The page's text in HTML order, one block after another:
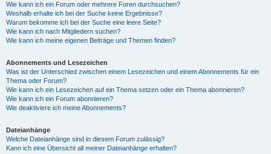
Wie kann ich ein Forum oder mehrere Foren durchsuchen?
Weshalb erhalte ich bei der Suche keine Ergebnisse?
Warum bekomme ich bei der Suche eine leere Seite?
Wie kann ich nach Mitgliedern suchen?
Wie kann ich meine eigenen Beiträge und Themen finden?
Abonnements und Lesezeichen
Was ist der Unterschied zwischen einem Lesezeichen und einem Abonnements für ein
Thema oder Forum?
Wie kann ich ein Lesezeichen auf ein Thema setzen oder ein Thema abonnieren?
Wie kann ich ein Forum abonnieren?
Wie deaktiviere ich meine Abonnements?
Dateianhänge
Welche Dateianhänge sind in diesem Forum zulässig?
Kann ich eine Übersicht all meiner Dateianhänge erhalten?